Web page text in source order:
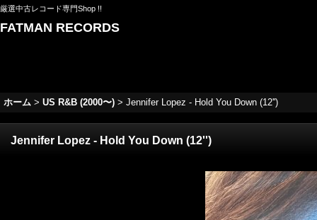
厳選中古レコード専門Shop !!
FATMAN RECORDS
ホーム > US R&B (2000〜) > Jennifer Lopez - Hold You Down (12'')
Jennifer Lopez - Hold You Down (12'')